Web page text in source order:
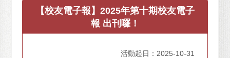
【校友電子報】2025年第十期校友電子
報 出刊囉！
活動起日：2025-10-31